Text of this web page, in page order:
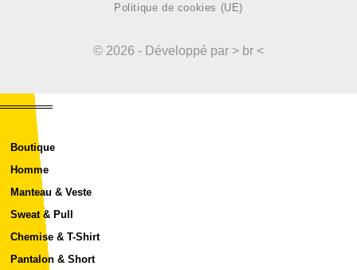
Politique de cookies (UE)
© 2026 - Développé par > br <
Boutique
Homme
Manteau & Veste
Sweat & Pull
Chemise & T-Shirt
Pantalon & Short